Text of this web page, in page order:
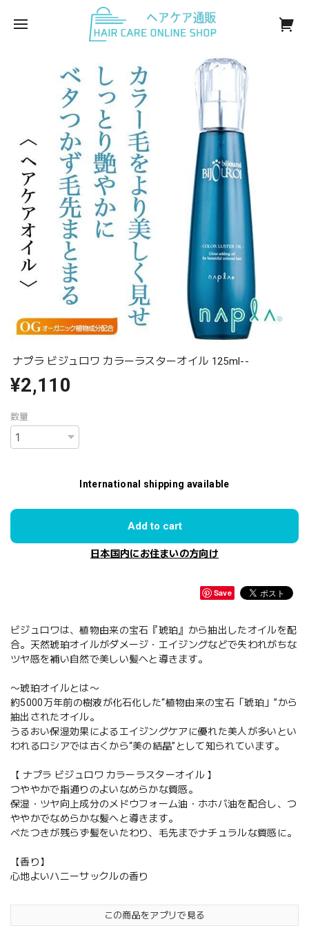
ナプラ ビジュロワ カラーラスターオイル 125ml--
¥2,110
数量
International shipping available
Add to cart
日本国内にお住まいの方向け
Save
ビジュロワは、植物由来の宝石『琥珀』から抽出したオイルを配
合。天然琥珀オイルがダメージ・エイジングなどで失われがちな
ツヤ感を補い自然で美しい髪へと導きます。
〜琥珀オイルとは〜
約5000万年前の樹液が化石化した“植物由来の宝石「琥珀」”から
抽出されたオイル。
うるおい保湿効果によるエイジングケアに優れた美人が多いとい
われるロシアでは古くから“美の結晶”として知られています。
【 ナプラ ビジュロワ カラーラスターオイル 】
つややかで指通りのよいなめらかな質感。
保湿・ツヤ向上成分のメドウフォーム油・ホホバ油を配合し、つ
ややかでなめらかな髪へと導きます。
べたつきが残らず髪をいたわり、毛先までナチュラルな質感に。
【香り】
心地よいハニーサックルの香り
この商品をアプリで見る